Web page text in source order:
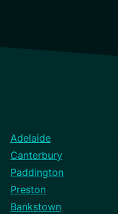
Adelaide
Canterbury
Paddington
Preston
Bankstown